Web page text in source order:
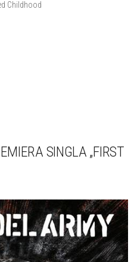
Childhood
SINGLA „FIRST